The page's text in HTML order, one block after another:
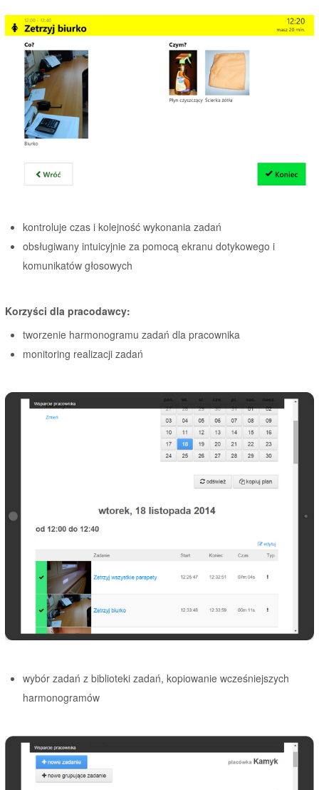
kontroluje czas i kolejność wykonania zadań
obsługiwany intuicyjnie za pomocą ekranu dotykowego i
komunikatów głosowych
Korzyści dla pracodawcy:
tworzenie harmonogramu zadań dla pracownika
monitoring realizacji zadań
wybór zadań z biblioteki zadań, kopiowanie wcześniejszych
harmonogramów